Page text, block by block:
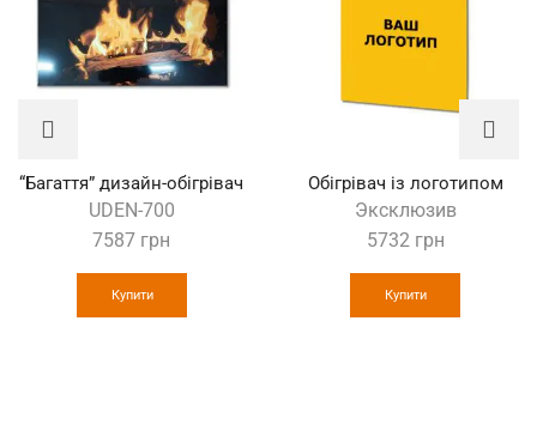
“Багаття” дизайн-обігрівач
UDEN-700
7587 грн
Купити
Обігрівач із логотипом
Эксклюзив
5732 грн
Купити